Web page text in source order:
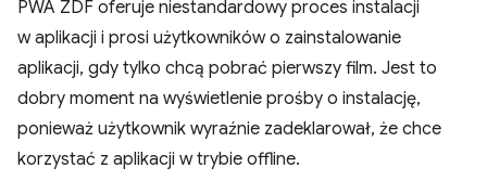
PWA ZDF oferuje niestandardowy proces instalacji
w aplikacji i prosi użytkowników o zainstalowanie
aplikacji, gdy tylko chcą pobrać pierwszy film. Jest to
dobry moment na wyświetlenie prośby o instalację,
ponieważ użytkownik wyraźnie zadeklarował, że chce
korzystać z aplikacji w trybie offline.